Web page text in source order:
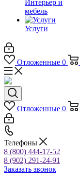
Интерьер и
мебель
Услуги
Отложенные 0
Отложенные 0
Телефоны
8 (800) 444-17-52
8 (902) 291-24-91
Заказать звонок